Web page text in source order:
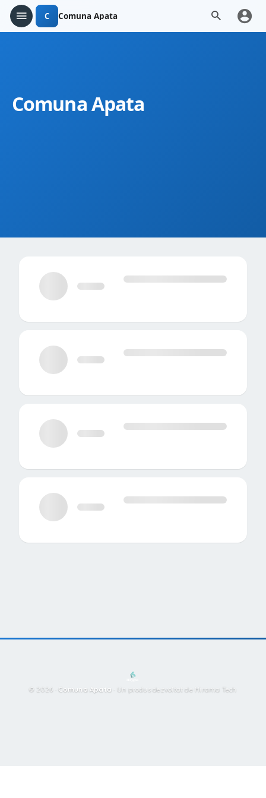
C Comuna Apata
Comuna Apata
© 2026 · Comuna Apata Un produs dezvoltat de Hirama Tech